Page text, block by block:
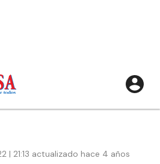
| 21:13 actualizado hace 4 años